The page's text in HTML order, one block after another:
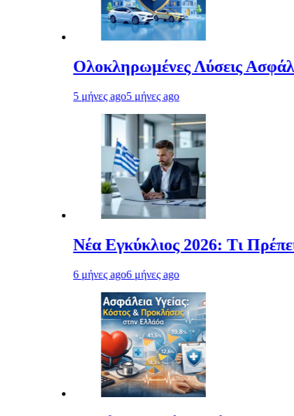
Λύσεις Ασφάλισης &
5 μήνες ago
Εγκύκλιος 2026: Τι Πρέπει να
6 μήνες ago